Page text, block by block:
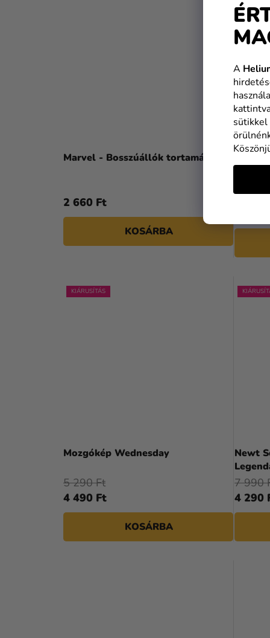
A
sütikkel
Marvel - Bosszúállók tortamágnes
2 660 Ft
KOSÁRBA
KIÁRUSÍTÁS
Mozgókép Wednesday
4 490 Ft
5 290 Ft
KOSÁRBA
Newt
4 290
7 990